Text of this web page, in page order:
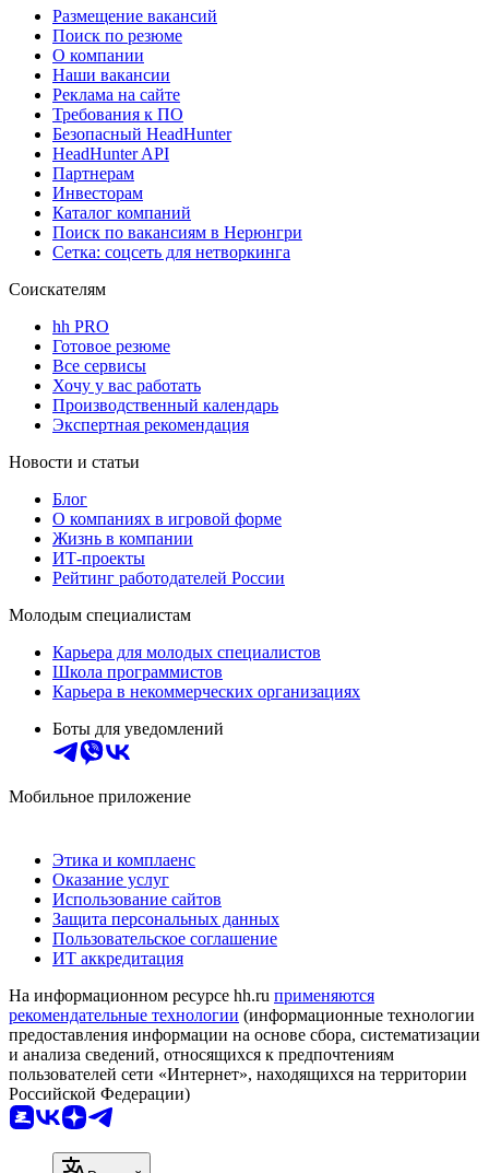
Размещение вакансий
Поиск по резюме
О компании
Наши вакансии
Реклама на сайте
Требования к ПО
Безопасный HeadHunter
HeadHunter API
Партнерам
Инвесторам
Каталог компаний
Поиск по вакансиям в Нерюнгри
Сетка: соцсеть для нетворкинга
Соискателям
hh PRO
Готовое резюме
Все сервисы
Хочу у вас работать
Производственный календарь
Экспертная рекомендация
Новости и статьи
Блог
О компаниях в игровой форме
Жизнь в компании
ИТ-проекты
Рейтинг работодателей России
Молодым специалистам
Карьера для молодых специалистов
Школа программистов
Карьера в некоммерческих организациях
Боты для уведомлений
Мобильное приложение
Этика и комплаенс
Оказание услуг
Использование сайтов
Защита персональных данных
Пользовательское соглашение
ИТ аккредитация
На информационном ресурсе hh.ru применяются
рекомендательные технологии (информационные технологии
предоставления информации на основе сбора, систематизации
и анализа сведений, относящихся к предпочтениям
пользователей сети «Интернет», находящихся на территории
Российской Федерации)